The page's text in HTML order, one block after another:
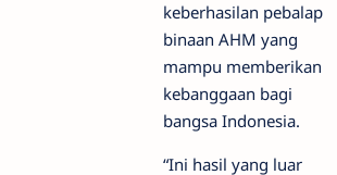
keberhasilan pebalap
binaan AHM yang
mampu memberikan
kebanggaan bagi
bangsa Indonesia.
“Ini hasil yang luar